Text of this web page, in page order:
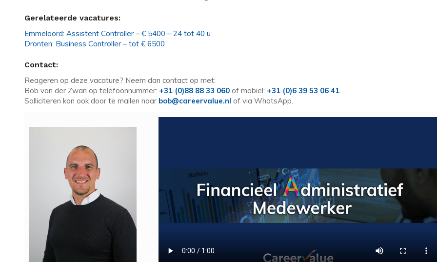
Gerelateerde vacatures:
Emmeloord: Assistent Controller – € 5400 – 24 tot 40 u
Dronten: Business Controller – tot € 6500
Contact:
Reageren op deze vacature? Neem dan contact op met:
Bob van der Zwan op telefoonnummer: +31 (0)88 88 33 060 of mobiel: +31 (0)6 39 53 06 41.
Solliciteren kan ook door te mailen naar bob@careervalue.nl of via WhatsApp.